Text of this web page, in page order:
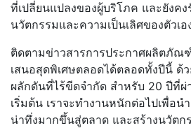
ที่เปลี่ยนแปลงของผู้บริโภค และยังค
นวัตกรรมและความเป็นเลิศของตัวเอ
ติดตามข่าวสารการประกาศผลิตภัณ
เสนอสุดพิเศษตลอดได้ตลอดทั้งปีนี้ ด้
ผลักดันที่ไร้ขีดจำกัด สำหรับ 20 ปีที่ผ่
เริ่มต้น เราจะทำงานหนักต่อไปเพื่อ
น่าทึ่งมากขึ้นสู่ตลาด และสร้างนวัต